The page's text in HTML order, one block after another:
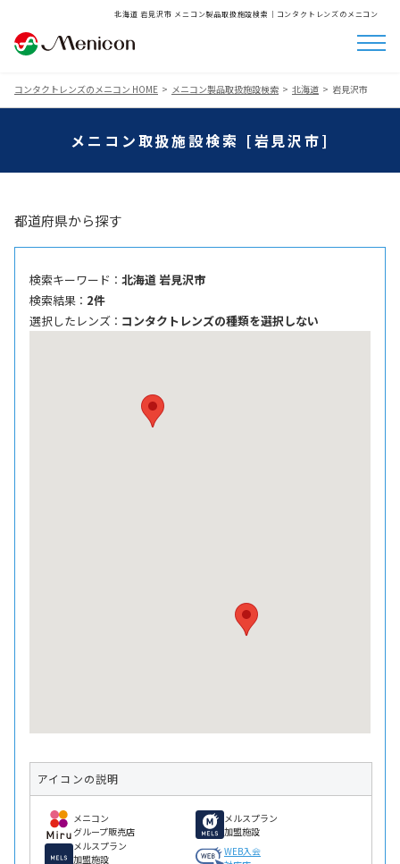
北海道 岩見沢市 メニコン製品取扱施設検索│コンタクトレンズのメニコン
コンタクトレンズのメニコン HOME メニコン製品取扱施設検索 北海道 岩見沢市
メニコン取扱施設検索 [岩見沢市]
都道府県から探す
検索キーワード ： 北海道 岩見沢市
検索結果 ： 2件
選択したレンズ ： コンタクトレンズの種類を選択しない
アイコンの説明
メニコン
グループ販売店
メルスプラン
加盟施設
メルスプラン
加盟施設
WEB入会